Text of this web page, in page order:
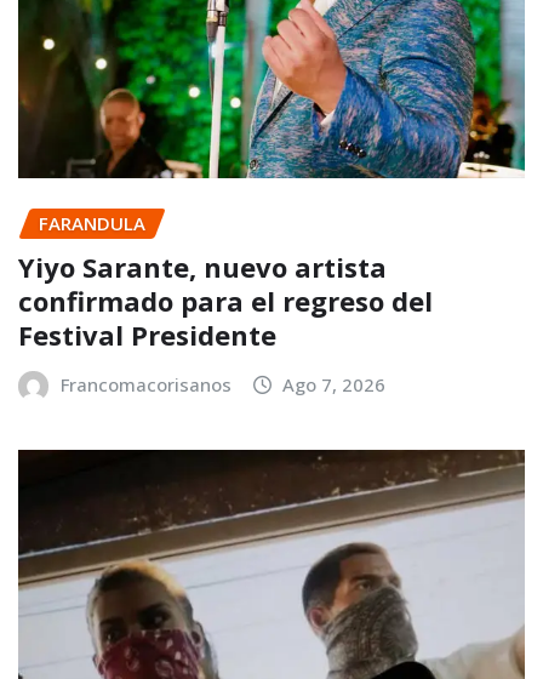
FARANDULA
Yiyo Sarante, nuevo artista
confirmado para el regreso del
Festival Presidente
Francomacorisanos Ago 7, 2026